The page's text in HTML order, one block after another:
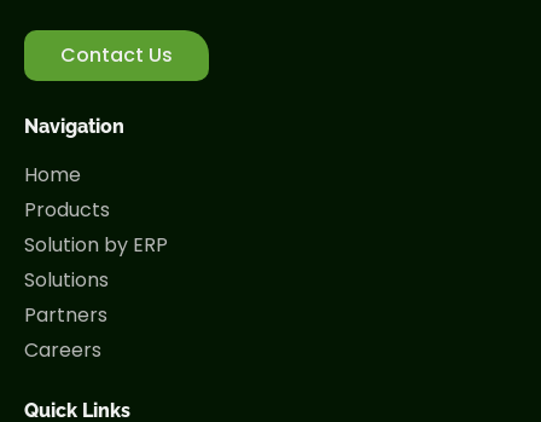
Contact Us
Navigation
Home
Products
Solution by ERP
Solutions
Partners
Careers
Quick Links